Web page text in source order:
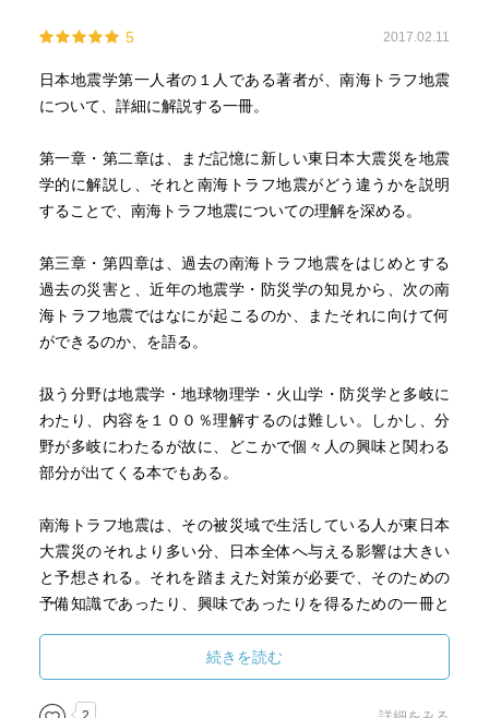
を用いると、今後30年間の地震発生確率は70%となり、防
災上の観点からこの確率が発表されている。
するグーテンベルグ・リヒター(GR)則というべき乗則に従
い、マグニチュードが1増えると発生頻度は10分の1にな
る。この法則は固有地震モデルと相容れず、最大規模の地
が、議論は分かれている。
過去の南海トラフ地震が発生する前の数十年間は特に近畿
地方の地震が活発化し、南海トラフ地震が発生した後の10
トの沈み込みが進行するにしたがって、西日本の内陸にか
かる力が増加するために発生しやすくなる断層と、巨大地
震が発生した後にプレートを押していた力が抜けるため
に、活断層の割れ目を閉じる力が減ってずれやすくなる断
津波による浸水の高さが30cmになると、人は倒れて流され
る。2mになると木造住宅が浮力で浮き上がり流される。被
害を受けたライフラインのうち、電力は1週間でほとんどが
復旧時間は短い。携帯電話は、地震直後には8割程度の接続
5 2017.02.11
日本地震学第一人者の１人である著者が、南海トラフ地震
について、詳細に解説する一冊。
第一章・第二章は、まだ記憶に新しい東日本大震災を地震
学的に解説し、それと南海トラフ地震がどう違うかを説明
することで、南海トラフ地震についての理解を深める。
第三章・第四章は、過去の南海トラフ地震をはじめとする
過去の災害と、近年の地震学・防災学の知見から、次の南
海トラフ地震ではなにが起こるのか、またそれに向けて何
ができるのか、を語る。
扱う分野は地震学・地球物理学・火山学・防災学と多岐に
わたり、内容を１００％理解するのは難しい。しかし、分
野が多岐にわたるが故に、どこかで個々人の興味と関わる
部分が出てくる本でもある。
南海トラフ地震は、その被災域で生活している人が東日本
大震災のそれより多い分、日本全体へ与える影響は大きい
と予想される。それを踏まえた対策が必要で、そのための
予備知識であったり、興味であったりを得るための一冊と
西日本・東日本問わず、より多くの人に読んでいただきた
い一冊。
続きを読む